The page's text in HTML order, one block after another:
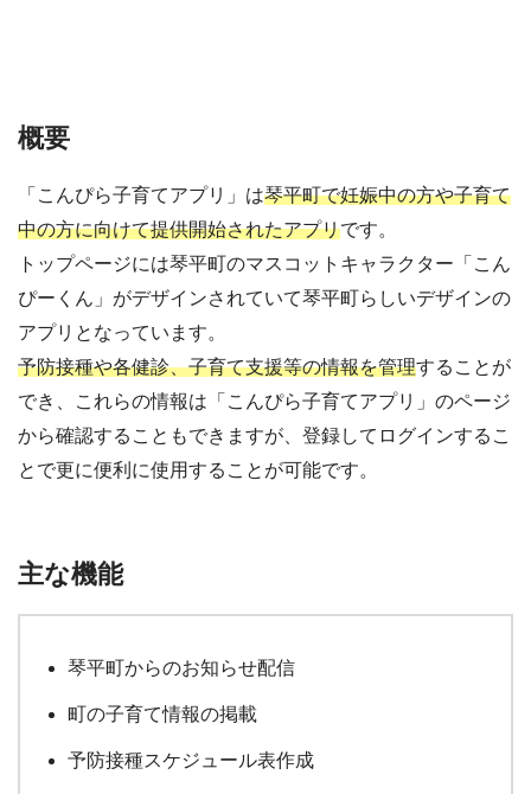
概要
「こんぴら子育てアプリ」は琴平町で妊娠中の方や子育て
中の方に向けて提供開始されたアプリです。
トップページには琴平町のマスコットキャラクター「こん
ぴーくん」がデザインされていて琴平町らしいデザインの
アプリとなっています。
予防接種や各健診、子育て支援等の情報を管理することが
でき、これらの情報は「こんぴら子育てアプリ」のページ
から確認することもできますが、登録してログインするこ
とで更に便利に使用することが可能です。
主な機能
琴平町からのお知らせ配信
町の子育て情報の掲載
予防接種スケジュール表作成